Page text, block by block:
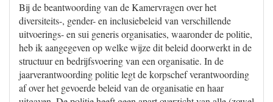
Bij de beantwoording van de Kamervragen over het
diversiteits-, gender- en inclusiebeleid van verschillende
uitvoerings- en sui generis organisaties, waaronder de politie,
heb ik aangegeven op welke wijze dit beleid doorwerkt in de
structuur en bedrijfsvoering van een organisatie. In de
jaarverantwoording politie legt de korpschef verantwoording
af over het gevoerde beleid van de organisatie en haar